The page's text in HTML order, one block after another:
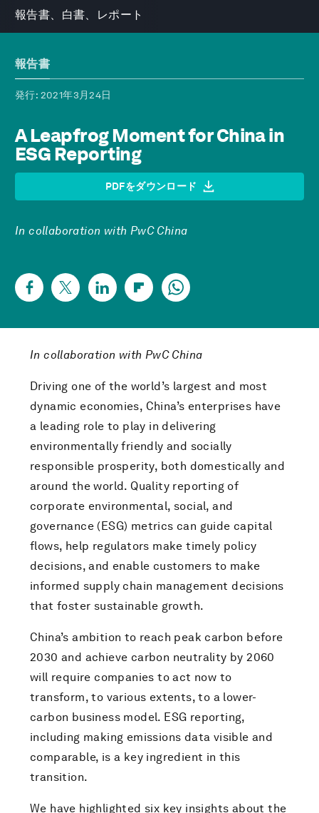
報告書、白書、レポート
報告書
発行: 2021年3月24日
A Leapfrog Moment for China in
ESG Reporting
PDFをダウンロード
In collaboration with PwC China
In collaboration with PwC China
Driving one of the world’s largest and most
dynamic economies, China’s enterprises have
a leading role to play in delivering
environmentally friendly and socially
responsible prosperity, both domestically and
around the world. Quality reporting of
corporate environmental, social, and
governance (ESG) metrics can guide capital
flows, help regulators make timely policy
decisions, and enable customers to make
informed supply chain management decisions
that foster sustainable growth.
China’s ambition to reach peak carbon before
2030 and achieve carbon neutrality by 2060
will require companies to act now to
transform, to various extents, to a lower-
carbon business model. ESG reporting,
including making emissions data visible and
comparable, is a key ingredient in this
transition.
We have highlighted six key insights about the